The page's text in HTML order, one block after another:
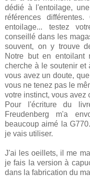
dédié à l'entoilage,
références
entoilage... testez
conseillé dans les
souvent, on y trouve
Notre but en
cherche à le soutenir et
vous avez un doute,
vous ne tenez pas le
votre instinct, vous avez
Pour l'écriture du
Freudenberg m'a
beaucoup aimé la
je vais utiliser.
J'ai les oeillets, il me
je fais la version à
dans la fabrication du